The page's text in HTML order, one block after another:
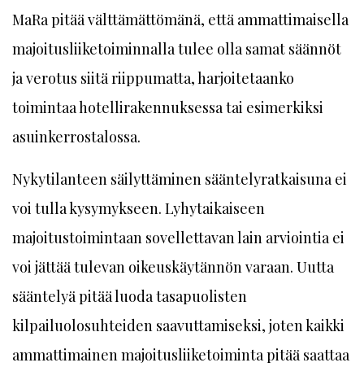
MaRa pitää välttämättömänä, että ammattimaisella
majoitusliiketoiminnalla tulee olla samat säännöt
ja verotus siitä riippumatta, harjoitetaanko
toimintaa hotellirakennuksessa tai esimerkiksi
asuinkerrostalossa.
Nykytilanteen säilyttäminen sääntelyratkaisuna ei
voi tulla kysymykseen. Lyhytaikaiseen
majoitustoimintaan sovellettavan lain arviointia ei
voi jättää tulevan oikeuskäytännön varaan. Uutta
sääntelyä pitää luoda tasapuolisten
kilpailuolosuhteiden saavuttamiseksi, joten kaikki
ammattimainen majoitusliiketoiminta pitää saattaa